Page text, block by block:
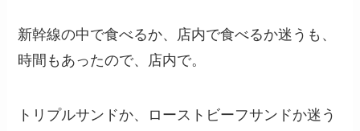
新幹線の中で食べるか、店内で食べるか迷うも、
時間もあったので、店内で。
トリプルサンドか、ローストビーフサンドか迷う